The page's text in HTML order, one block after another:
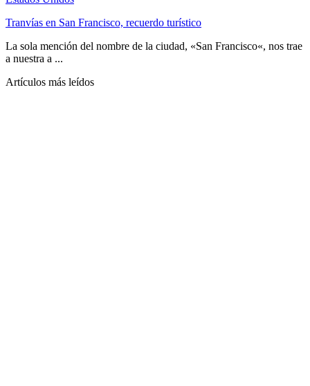
Tranvías en San Francisco, recuerdo turístico
La sola mención del nombre de la ciudad, «San Francisco«, nos trae
a nuestra a ...
Artículos más leídos